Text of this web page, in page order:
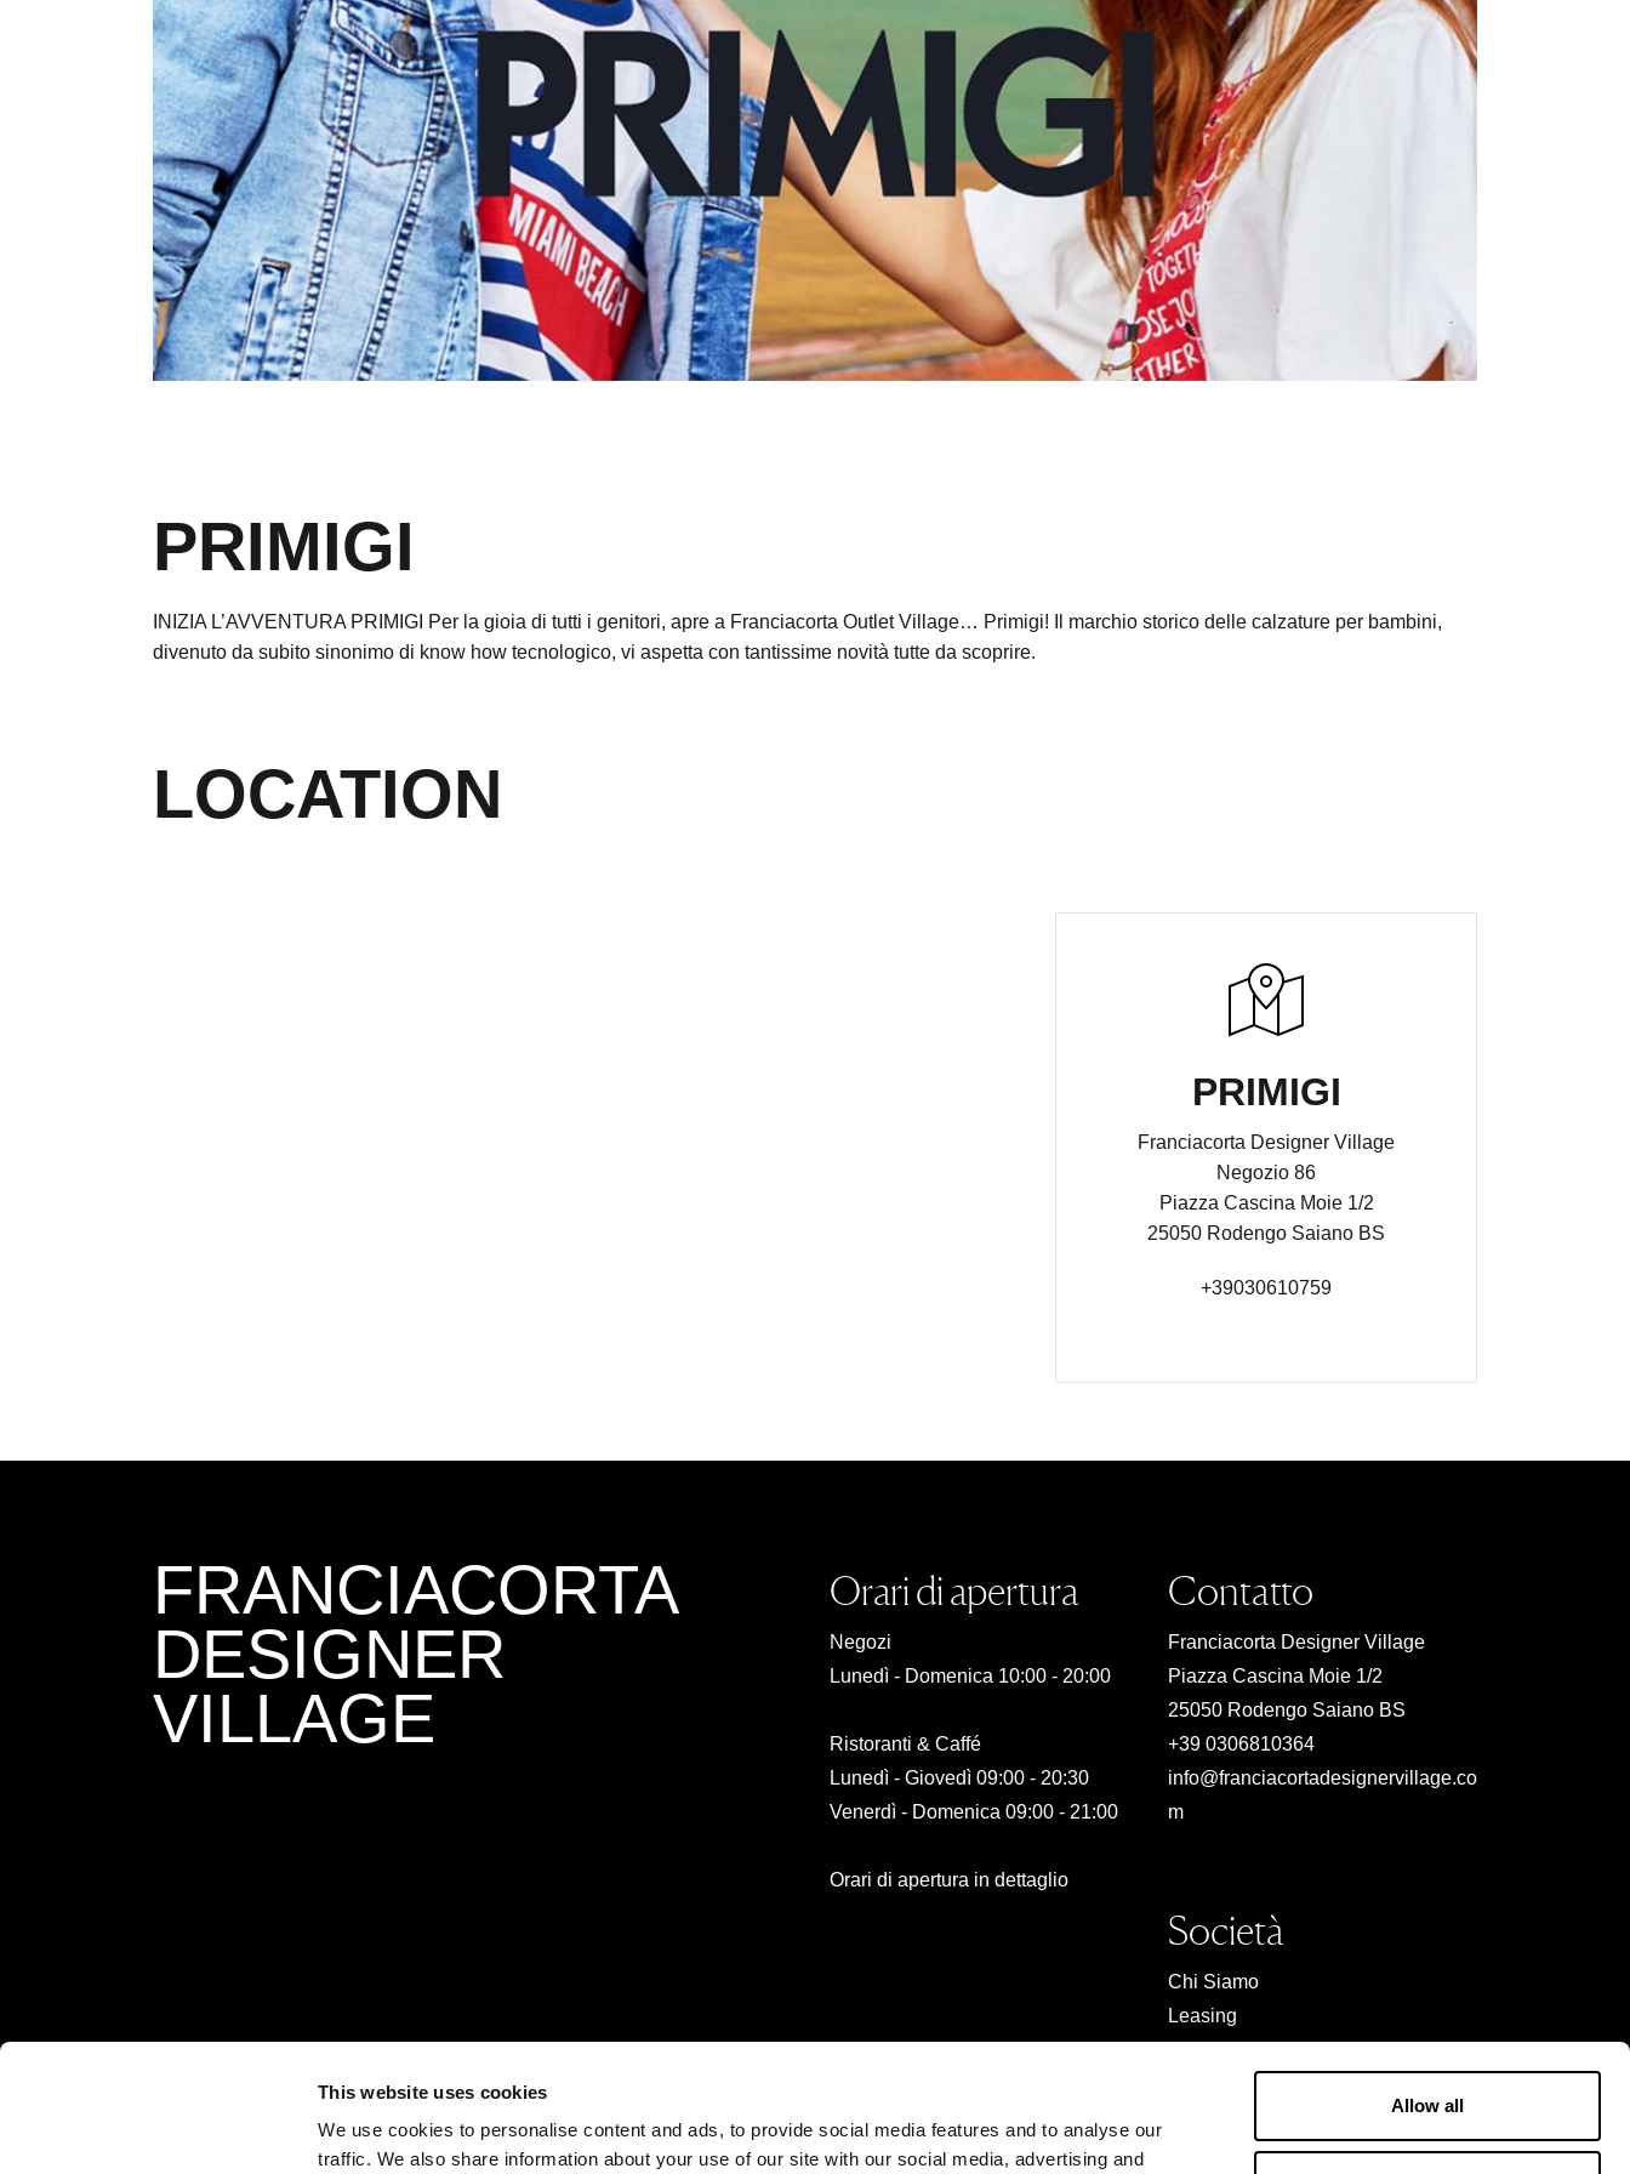
This website uses cookies
We use cookies to personalise content and ads, to provide social media features and to analyse our
traffic. We also share information about your use of our site with our social media, advertising and
Allow all
PRIMIGI
INIZIA L’AVVENTURA PRIMIGI Per la gioia di tutti i genitori, apre a Franciacorta Outlet Village… Primigi! Il marchio storico delle calzature per bambini,
divenuto da subito sinonimo di know how tecnologico, vi aspetta con tantissime novità tutte da scoprire.
LOCATION
PRIMIGI
Franciacorta Designer Village
Negozio 86
Piazza Cascina Moie 1/2
25050 Rodengo Saiano BS
+39030610759
FRANCIACORTA
DESIGNER
VILLAGE
Orari di apertura
Negozi
Lunedì - Domenica 10:00 - 20:00
Ristoranti & Caffé
Lunedì - Giovedì 09:00 - 20:30
Venerdì - Domenica 09:00 - 21:00
Orari di apertura in dettaglio
Contatto
Franciacorta Designer Village
Piazza Cascina Moie 1/2
25050 Rodengo Saiano BS
+39 0306810364
info@franciacortadesignervillage.co
m
Società
Chi Siamo
Leasing